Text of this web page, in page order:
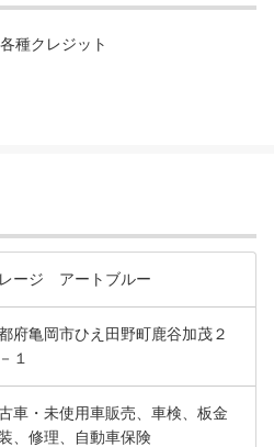
種クレジット
ージ アートブルー
府亀岡市ひえ田野町鹿谷加茂２
１
車・未使用車販売、車検、板金
、修理、自動車保険